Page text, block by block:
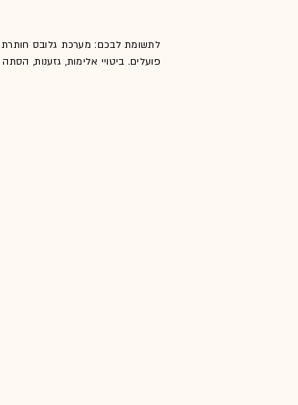
לתשומת לבכם: מערכת גלובס חותרת
פועלים. ביטויי אלימות, גזענות,